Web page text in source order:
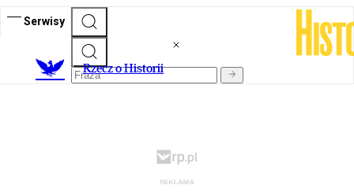
Serwisy
Rzecz o Historii